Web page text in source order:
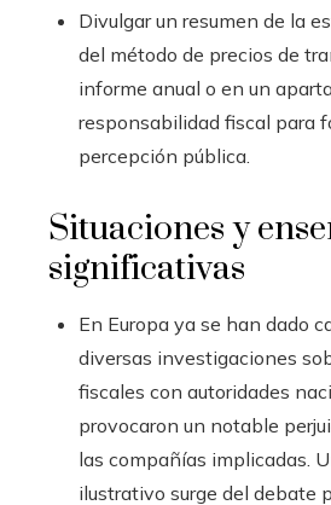
Divulgar un resumen de la
del método de precios de
informe anual o en un
responsabilidad fiscal para
percepción pública.
Situaciones y
significativas
En Europa ya se han dado
diversas investigaciones
fiscales con autoridades
provocaron un notable
las compañías implicadas.
ilustrativo surge del debate